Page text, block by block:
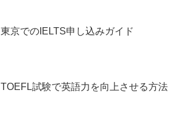
東京でのIELTS申し込みガイド
TOEFL試験で英語力を向上させる方法